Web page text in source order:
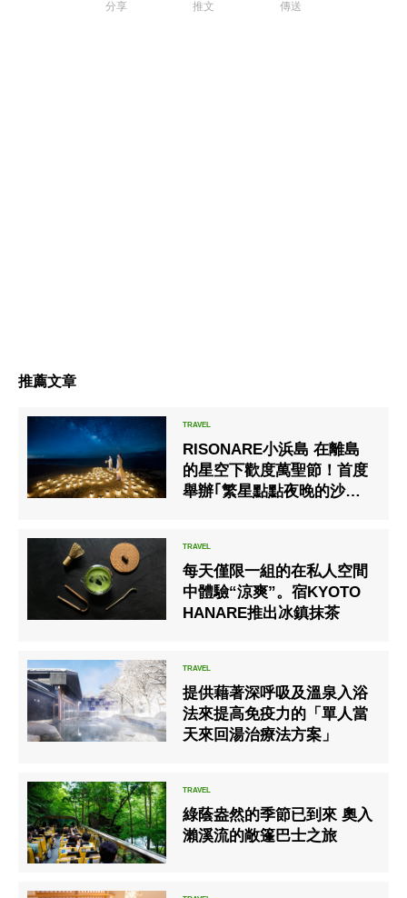
分享 推文 傳送
推薦文章
RISONARE小浜島 在離島
的星空下歡度萬聖節！首度
舉辦｢繁星點點夜晚的沙灘
每天僅限一組的在私人空間
中體驗“涼爽”。宿KYOTO
HANARE推出冰鎮抹茶
提供藉著深呼吸及溫泉入浴
法來提高免疫力的「單人當
天來回湯治療法方案」
綠蔭盎然的季節已到來 奧入
瀨溪流的敞篷巴士之旅